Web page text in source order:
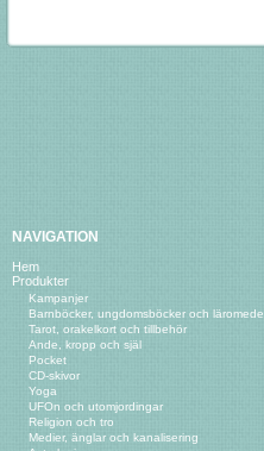
NAVIGATION
Hem
Produkter
Kampanjer
Barnböcker, ungdomsböcker och läromedel
Tarot, orakelkort och tillbehör
Ande, kropp och själ
Pocket
CD-skivor
Yoga
UFOn och utomjordingar
Religion och tro
Medier, änglar och kanalisering